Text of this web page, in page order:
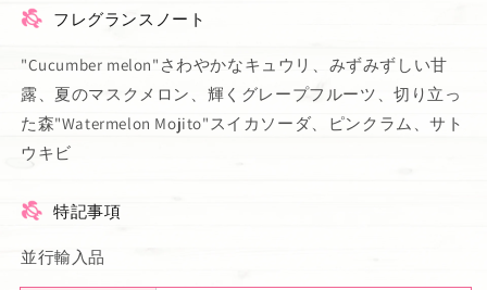
フレグランスノート
"Cucumber melon"さわやかなキュウリ、みずみずしい甘
露、夏のマスクメロン、輝くグレープフルーツ、切り立っ
た森"Watermelon Mojito"スイカソーダ、ピンクラム、サト
ウキビ
特記事項
並行輸入品